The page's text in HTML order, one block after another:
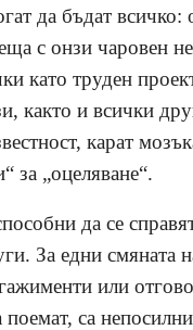
да бъдат всичко:
с онзи чаровен
като труден
както и всички
, карат
за „оцеляване“.
да се
За едни смяната
или
поемат, са